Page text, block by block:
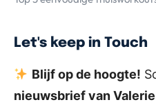
Let's keep in Touch
Blijf op de hoogte!
nieuwsbrief van Valerie